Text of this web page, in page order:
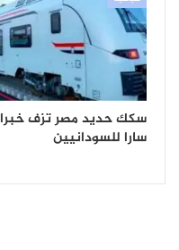
سكك حديد مصر تزف خبرا
سارا للسودانيين